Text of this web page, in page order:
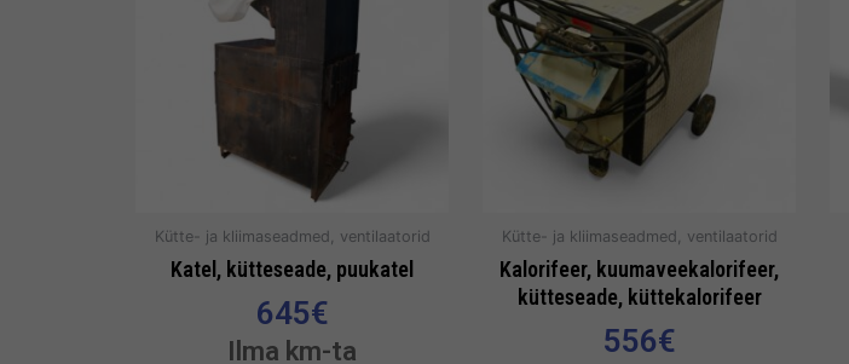
Kütte- ja kliimaseadmed, ventilaatorid
Katel, kütteseade, puukatel
645€
Ilma km-ta
Kütte- ja kliimaseadmed, ventilaatorid
Kalorifeer, kuumaveekalorifeer,
kütteseade, küttekalorifeer
556€